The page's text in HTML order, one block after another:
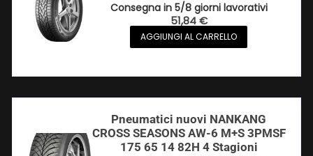
Consegna in 5/8 giorni lavorativi
51,84€
AGGIUNGI AL CARRELLO
Pneumatici nuovi NANKANG
CROSS SEASONS AW-6 M+S 3PMSF
175 65 14 82H 4 Stagioni